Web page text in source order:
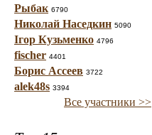
Рыбак 6790
Николай Наседкин 5090
Ігор Кузьменко 4796
fischer 4401
Борис Ассеев 3722
alek48s 3394
Все участники >>